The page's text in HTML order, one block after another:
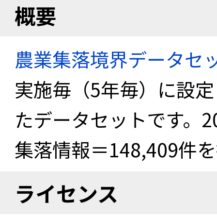
概要
農業集落境界データセ
実施毎（5年毎）に設
たデータセットです。
集落情報＝148,409件
ライセンス